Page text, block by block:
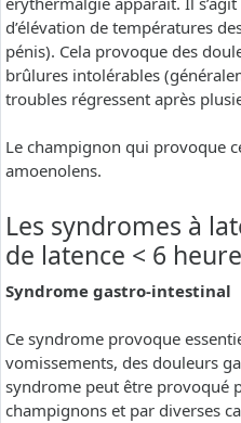
d’élévation de températures
pénis). Cela provoque des
brûlures intolérables
troubles régressent après
Le champignon qui provoque
amoenolens.
Les syndromes à
de latence < 6
Syndrome gastro-intestinal
Ce syndrome provoque
vomissements, des douleurs
syndrome peut être provoqué
champignons et par diverses